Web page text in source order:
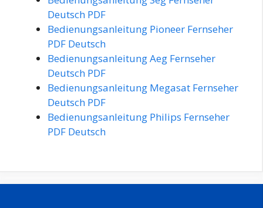
Deutsch PDF
Bedienungsanleitung Pioneer Fernseher
PDF Deutsch
Bedienungsanleitung Aeg Fernseher
Deutsch PDF
Bedienungsanleitung Megasat Fernseher
Deutsch PDF
Bedienungsanleitung Philips Fernseher
PDF Deutsch